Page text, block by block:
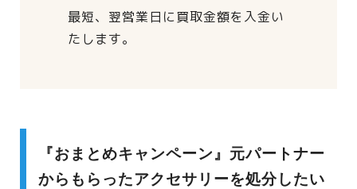
最短、翌営業日に買取金額を入金い
たします。
『おまとめキャンペーン』元パートナー
からもらったアクセサリーを処分したい